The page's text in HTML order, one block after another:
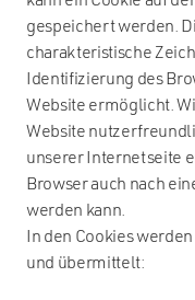
gespeichert werden.
charakteristische
Identifizierung des
Website ermöglicht.
Website
unserer Internetseite
Browser auch nach
werden kann.
In den Cookies
und übermittelt: